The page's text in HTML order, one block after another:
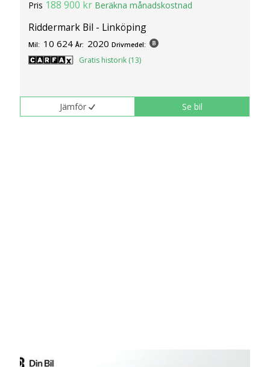
Pris 188 900 kr Beräkna månadskostnad
Riddermark Bil - Linköping
Mil: 10 624 År: 2020 Drivmedel:
Gratis historik (13)
Jämför Se bil